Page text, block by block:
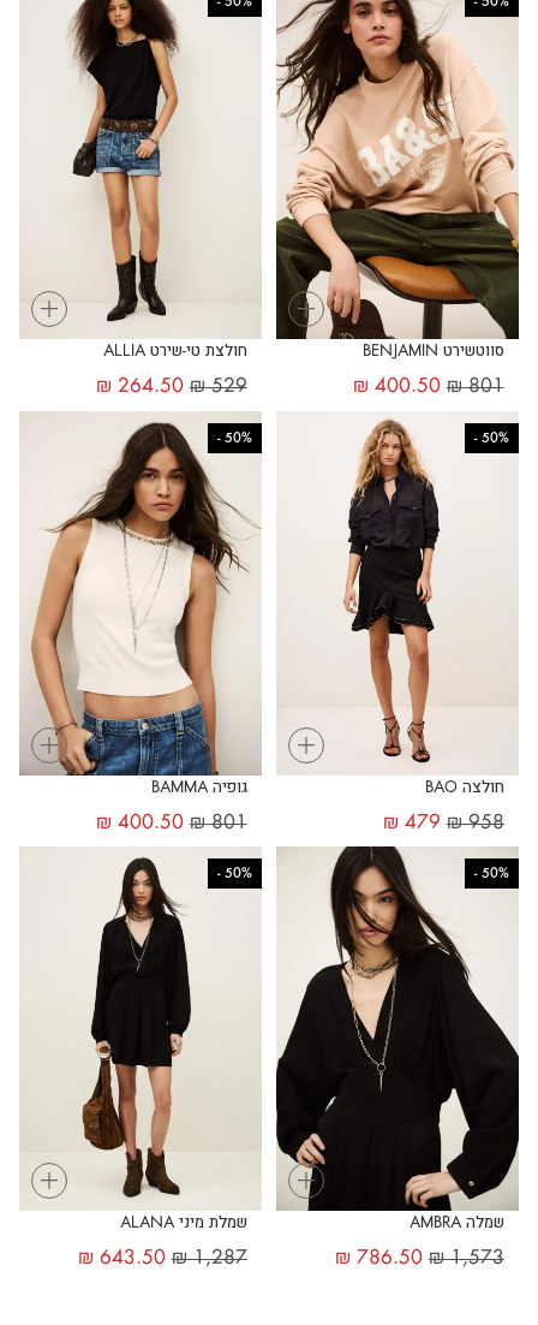
+
סווטשירט BENJAMIN
₪801
₪ 400.50
+
חולצת טי-שירט ALLIA
₪529
₪ 264.50
+
50%
-
חולצה BAO
₪958
₪ 479
+
50%
-
גופיה BAMMA
₪801
₪ 400.50
+
50%
-
שמלה AMBRA
₪1,573
₪ 786.50
+
50%
-
שמלת מיני ALANA
₪1,287
₪ 643.50